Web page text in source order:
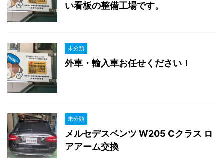
い看板の整備工場です。
未分類
外車・輸入車お任せください！
未分類
メルセデスベンツ W205 Cクラス ロ
アアーム交換